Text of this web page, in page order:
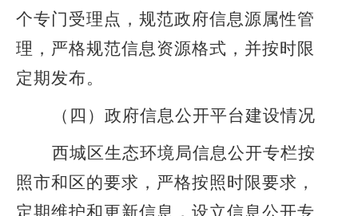
个专门受理点，规范政府信息源属性管
理，严格规范信息资源格式，并按时限
定期发布。
（四）政府信息公开平台建设情况
西城区生态环境局信息公开专栏按
照市和区的要求，严格按照时限要求，
定期维护和更新信息，设立信息公开专